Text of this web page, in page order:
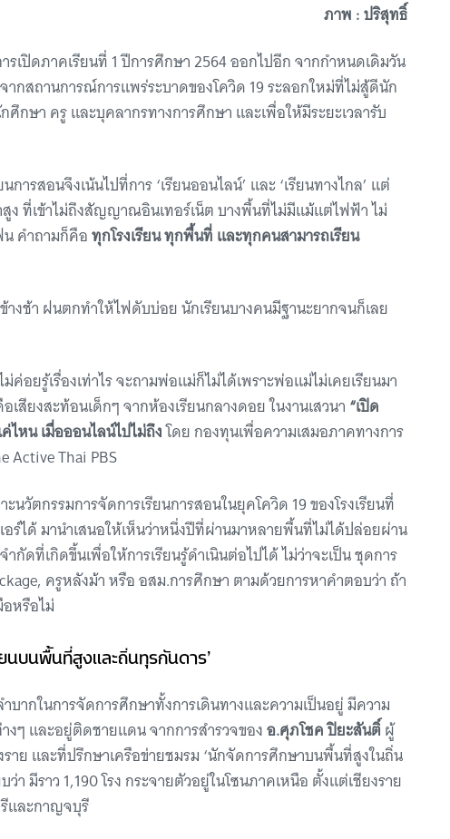
ภาพ : ปริสุทธิ์
เปิดภาคเรียนที่ 1 ปีการศึกษา 2564 ออกไปอีก จากกำหนดเดิมวัน
ากสถานการณ์การแพร่ระบาดของโควิด 19 ระลอกใหม่ที่ไม่สู้ดีนัก
ศึกษา ครู และบุคลากรทางการศึกษา และเพื่อให้มีระยะเวลารับ
ารสอนจึงเน้นไปที่การ ‘เรียนออนไลน์’ และ ‘เรียนทางไกล’ แต่
ง ที่เข้าไม่ถึงสัญญาณอินเทอร์เน็ต บางพื้นที่ไม่มีแม้แต่ไฟฟ้า ไม่
คำถามก็คือทุกโรงเรียน ทุกพื้นที่ และทุกคนสามารถเรียน
างช้า ฝนตกทำให้ไฟดับบ่อย นักเรียนบางคนมีฐานะยากจนก็เลย
อยรู้เรื่องเท่าไร จะถามพ่อแม่ก็ไม่ได้เพราะพ่อแม่ไม่เคยเรียนมา
สียงสะท้อนเด็กๆ จากห้องเรียนกลางดอย ในงานเสวนา “เปิด
ไหน เมื่อออนไลน์ไปไม่ถึงโดย กองทุนเพื่อความเสมอภาคทางการ
Active Thai PBS
นวัตกรรมการจัดการเรียนการสอนในยุคโควิด 19 ของโรงเรียนที่
ร์ได้ มานำเสนอให้เห็นว่าหนึ่งปีที่ผ่านมาหลายพื้นที่ไม่ได้ปล่อยผ่าน
ดที่เกิดขึ้นเพื่อให้การเรียนรู้ดำเนินต่อไปได้ ไม่ว่าจะเป็น ชุดการ
ครูหลังม้า หรือ อสม.การศึกษา ตามด้วยการหาคำตอบว่า ถ้า
หรือไม่
นบนพื้นที่สูงและถิ่นทุรกันดาร’
บากในการจัดการศึกษาทั้งการเดินทางและความเป็นอยู่ มีความ
ๆ และอยู่ติดชายแดน จากการสำรวจของอ.ศุภโชค ปิยะสันติ์ ผู้
ราย และที่ปรึกษาเครือข่ายชมรม ‘นักจัดการศึกษาบนพื้นที่สูงในถิ่น
า มีราว 1,190 โรง กระจายตัวอยู่ในโซนภาคเหนือ ตั้งแต่เชียงราย
และกาญจบุรี